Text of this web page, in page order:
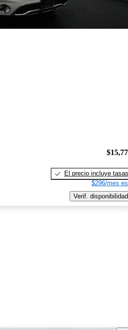
El precio incluye tasas
$296/mes
Verif. disponibilidad